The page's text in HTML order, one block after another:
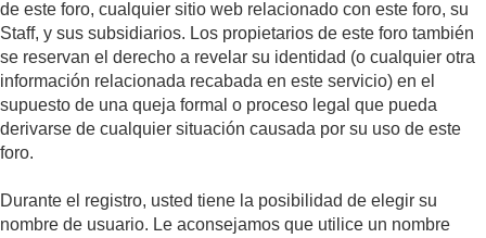
de este foro, cualquier sitio web relacionado con este foro, su
Staff, y sus subsidiarios. Los propietarios de este foro también
se reservan el derecho a revelar su identidad (o cualquier otra
información relacionada recabada en este servicio) en el
supuesto de una queja formal o proceso legal que pueda
derivarse de cualquier situación causada por su uso de este
foro.
Durante el registro, usted tiene la posibilidad de elegir su
nombre de usuario. Le aconsejamos que utilice un nombre